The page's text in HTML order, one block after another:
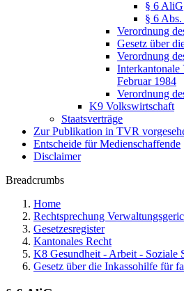
§ 6 AliG
§ 6
Verordnung
Gesetz über
Verordnung
Interkantonale
Februar 1984
Verordnung
K9 Volkswirtschaft
Staatsverträge
Zur Publikation in TVR
Entscheide für Medienschaffende
Disclaimer
Breadcrumbs
Home
Rechtsprechung
Gesetzesregister
Kantonales Recht
K8 Gesundheit - Arbeit - Soziale
Gesetz über die Inkassohilfe für